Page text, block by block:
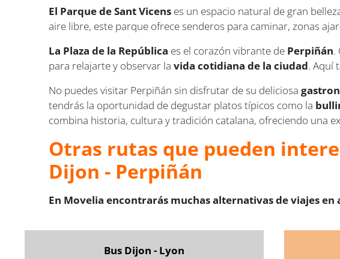
El Parque de Sant Vicens es un espacio natural de gran
aire libre, este parque ofrece senderos para caminar, zonas
La Plaza de la República es el corazón vibrante de Perpiñán.
para relajarte y observar la vida cotidiana de la ciudad. Aquí
No puedes visitar Perpiñán sin disfrutar de su deliciosa
tendrás la oportunidad de degustar platos típicos como la
combina historia, cultura y tradición catalana, ofreciendo una
Otras rutas que pueden
Dijon - Perpiñán
En Movelia encontrarás muchas alternativas de viajes en
Bus Dijon - Lyon